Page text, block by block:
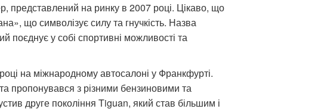
представлений на ринку в 2007 році. Цікаво, що
що символізує силу та гнучкість. Назва
поєднує у собі спортивні можливості та
на міжнародному автосалоні у Франкфурті.
пропонувався з різними бензиновими та
друге покоління Tiguan, який став більшим і